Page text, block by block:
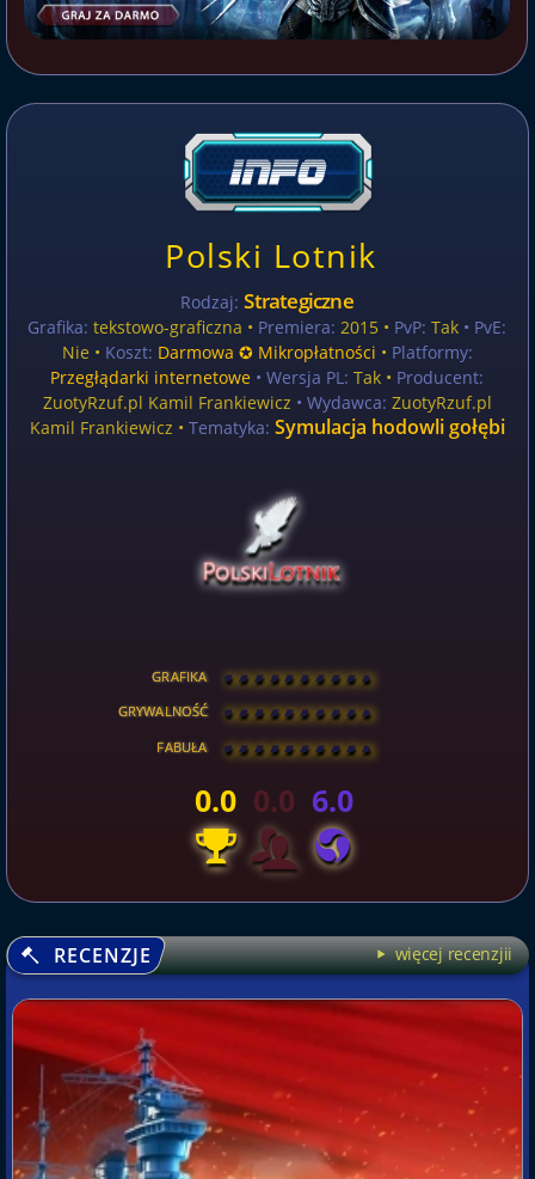
Polski Lotnik
Rodzaj: Strategiczne
Grafika: tekstowo-graficzna • Premiera: 2015 • PvP: Tak • PvE:
Nie • Koszt: Darmowa ✪ Mikropłatności • Platformy:
Przegłądarki internetowe • Wersja PL: Tak • Producent:
ZuotyRzuf.pl Kamil Frankiewicz • Wydawca: ZuotyRzuf.pl
Kamil Frankiewicz • Tematyka: Symulacja hodowli gołębi
GRAFIKA [ \ \ \ \ \ \ \ \ ]
GRYWALNOŚĆ [ \ \ \ \ \ \ \ \ ]
FABUŁA [ \ \ \ \ \ \ \ \ ]
0.0 0.0 6.0
RECENZJE więcej recenzjii